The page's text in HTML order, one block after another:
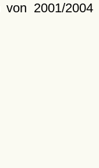
von 2001/2004